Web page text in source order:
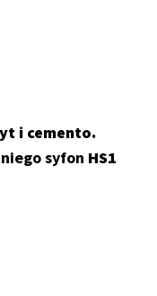
i cemento.
syfon HS1